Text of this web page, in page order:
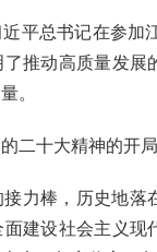
平总书记在参加
推动高质量发
。
二十大精神的开
力棒，历史地落
建设社会主义